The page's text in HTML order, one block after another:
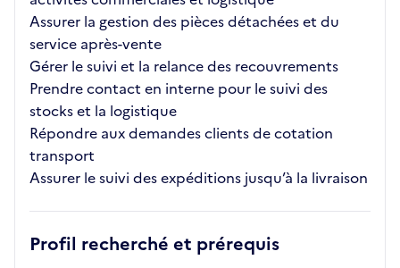
Assurer la gestion des pièces détachées et du
service après-vente
Gérer le suivi et la relance des recouvrements
Prendre contact en interne pour le suivi des
stocks et la logistique
Répondre aux demandes clients de cotation
transport
Assurer le suivi des expéditions jusqu’à la livraison
Profil recherché et prérequis